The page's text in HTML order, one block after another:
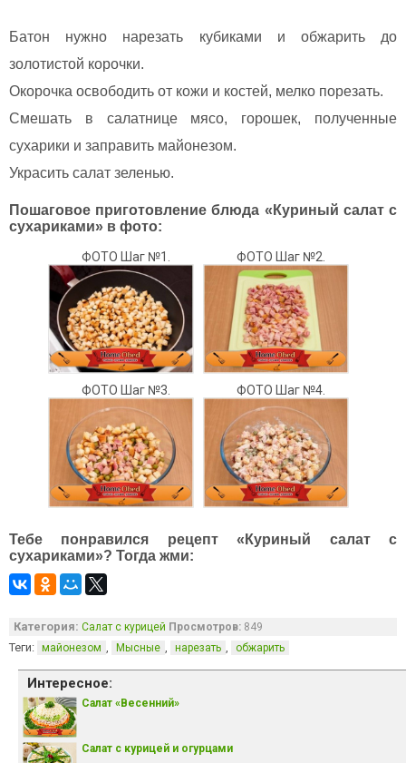
Батон нужно нарезать кубиками и обжарить до
золотистой корочки.
Окорочка освободить от кожи и костей, мелко порезать.
Смешать в салатнице мясо, горошек, полученные
сухарики и заправить майонезом.
Украсить салат зеленью.
Пошаговое приготовление блюда «Куриный салат с
сухариками» в фото:
ФОТО Шаг №1. ФОТО Шаг №2.
ФОТО Шаг №3. ФОТО Шаг №4.
Тебе понравился рецепт «Куриный салат с
сухариками»? Тогда жми:
Категория: Салат с курицей Просмотров: 849
Теги: майонезом Мысные нарезать обжарить
Интересное:
Салат «Весенний»
Салат с курицей и огурцами